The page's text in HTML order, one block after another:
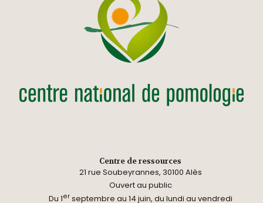
Centre de ressources
21 rue Soubeyrannes, 30100 Alès
Ouvert au public
Du 1erseptembre au 14 juin, du lundi au vendredi